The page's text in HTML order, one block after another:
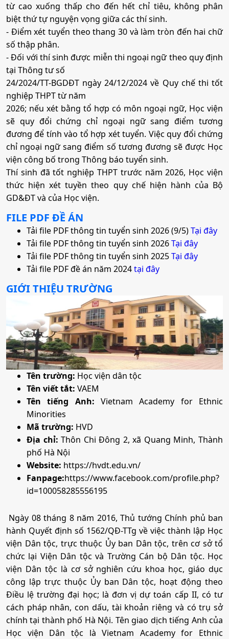
hợp đăng ký xét tuyển bằng kết quả kỳ THPT, gồm: Lớp
10, Lớp 11, Lớp 12 có điểm trung bình 03 môn (theo tổ
hợp đăng ký xét tuyển) đạt từ 15,0 trở lên.
- Công thức tính điểm theo hình thức sau:
Điểm xét tuyển = Điểm môn 1 (Trung bình môn năm
học lớp 10) + Điểm môn 2 (Trung bình môn năm học lớp
11) + Điểm môn 3 (Trung bình môn năm học lớp 12) +
điểm ưu tiên (nếu có).
c) Hồ sơ xét tuyển
- Phiếu đăng ký xét tuyển (thí sinh tải mẫu phiếu đăng
ký xét tuyển tại https://hvdt.edu.vn/dao-tao/dao-
tao/van-ban-bieu-mau/phieu-dang-ky-xet-tuyen-dai-
hocchinh-quy-dien-xet-tuyen-hoc-ba-nam-2026 Bản sao
Học bạ THPT, Bằng tốt nghiệp THPT hoặc Giấy chứng
nhận tốt nghiệp THPT (có công chứng), căn cước/căn
cước công dân.
d) Nguyên tắc xét tuyển Điểm xét tuyển lấy từ cao
xuống thấp đến hết chỉ tiêu, điểm xét tuyển lấy đến 01
chữ số thập phân (đã được làm tròn) để xét tuyển theo
thứ tự nguyện vọng từ cao xuống thấp (nguyện vọng 1
là nguyện vọng cao nhất)
(2) Xét kết quả thi tốt nghiệp THPT
a) Điều kiện tham gia xét tuyển
- Dự kỳ thi tốt nghiệp THPT; không có bài thi/môn thi
nào trong tổ hợp xét tuyển có kết quả từ 1,0 (một) điểm
trở xuống, đạt ngưỡng đảm bảo chất lượng đầu vào
theo quy định - Có đủ sức khỏe để học tập theo quy
định hiện hành.
- Có đủ thông tin cá nhân, hồ sơ dự tuyển theo quy
định.
- Có hạnh kiểm 03 năm học THPT đạt loại khá trở lên.
Điểm xét tuyển= [Tổng điểm 3 bài thi/môn thi THPT (3
bài thi/môn thi theo tổ hợp đăng ký xét tuyển)] + Điểm
ưu tiên (nếu có).
c) Hồ sơ xét tuyển Đăng ký trên hệ thống tuyển sinh
của Bộ GD&ĐT.
d) Nguyên tắc xét tuyển Điểm xét tuyển lấy từ cao
xuống thấp đến hết chỉ tiêu, điểm xét tuyển lấy đến 1
từ cao xuống thấp cho đến hết chỉ tiêu, không phân
biệt thứ tự nguyện vọng giữa các thí sinh.
- Điểm xét tuyển theo thang 30 và làm tròn đến hai chữ
số thập phân.
- Đối với thí sinh được miễn thi ngoại ngữ theo quy định
tại Thông tư số
24/2024/TT-BGDĐT ngày 24/12/2024 về Quy chế thi tốt
nghiệp THPT từ năm
2026; nếu xét bằng tổ hợp có môn ngoại ngữ, Học viện
sẽ quy đổi chứng chỉ ngoại ngữ sang điểm tương
đương để tính vào tổ hợp xét tuyển. Việc quy đổi chứng
chỉ ngoại ngữ sang điểm số tương đương sẽ được Học
viện công bố trong Thông báo tuyển sinh.
Thí sinh đã tốt nghiệp THPT trước năm 2026, Học viện
thức hiện xét tuyền theo quy chế hiện hành của Bộ
GD&ĐT và của Học viện.
FILE PDF ĐỀ ÁN
Tải file PDF thông tin tuyển sinh 2026 (9/5)Tại đây
Tải file PDF thông tin tuyển sinh 2026Tại đây
Tải file PDF thông tin tuyển sinh 2025Tại đây
Tải file PDF đề án năm 2024tại đây
GIỚI THIỆU TRƯỜNG
Tên trường: Học viện dân tộc
Tên viết tắt: VAEM
Tên tiếng Anh: Vietnam Academy for Ethnic
Minorities
Mã trường: HVD
Địa chỉ:Thôn Chi Đông 2, xã Quang Minh, Thành
phố Hà Nội
Website: https://hvdt.edu.vn/
Fanpage:https://www.facebook.com/profile.php?
id=100058285556195
Ngày 08 tháng 8 năm 2016, Thủ tướng Chính phủ ban
hành Quyết định số 1562/QĐ-TTg về việc thành lập Học
viện Dân tộc, trực thuộc Ủy ban Dân tộc, trên cơ sở tổ
chức lại Viện Dân tộc và Trường Cán bộ Dân tộc. Học
viện Dân tộc là cơ sở nghiên cứu khoa học, giáo dục
công lập trực thuộc Ủy ban Dân tộc, hoạt động theo
Điều lệ trường đại học; là đơn vị dự toán cấp II, có tư
cách pháp nhân, con dấu, tài khoản riêng và có trụ sở
chính tại thành phố Hà Nội. Tên giao dịch tiếng Anh của
Học viện Dân tộc là Vietnam Academy for Ethnic